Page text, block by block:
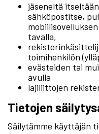
jäseneltä
sähköpostitse,
tavalla,
toimihenkilön
evästeiden tai
avulla
lajiliittojen
Tietojen
Säilytämme käyttäjän